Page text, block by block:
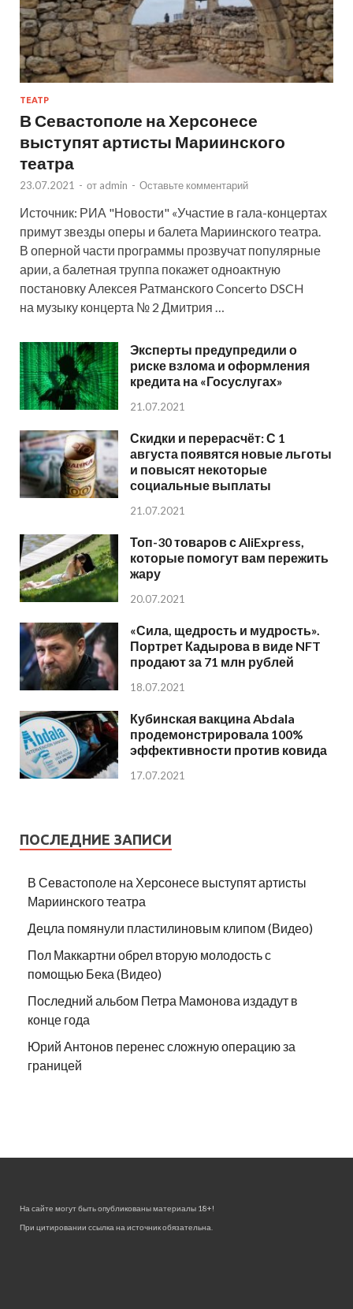
ТЕАТР
В Севастополе на Херсонесе
выступят артисты Мариинского
театра
23.07.2021 - от admin - Оставьте комментарий
Источник: РИА "Новости" «Участие в гала-концертах
примут звезды оперы и балета Мариинского театра.
В оперной части программы прозвучат популярные
арии, а балетная труппа покажет одноактную
постановку Алексея Ратманского Concerto DSCH
на музыку концерта № 2 Дмитрия …
Эксперты предупредили о
риске взлома и оформления
кредита на «Госуслугах»
21.07.2021
Скидки и перерасчёт: С 1
августа появятся новые льготы
и повысят некоторые
социальные выплаты
21.07.2021
Топ-30 товаров с AliExpress,
которые помогут вам пережить
жару
20.07.2021
«Сила, щедрость и мудрость».
Портрет Кадырова в виде NFT
продают за 71 млн рублей
18.07.2021
Кубинская вакцина Abdala
продемонстрировала 100%
эффективности против ковида
17.07.2021
ПОСЛЕДНИЕ ЗАПИСИ
В Севастополе на Херсонесе выступят артисты
Мариинского театра
Децла помянули пластилиновым клипом (Видео)
Пол Маккартни обрел вторую молодость с
помощью Бека (Видео)
Последний альбом Петра Мамонова издадут в
конце года
Юрий Антонов перенес сложную операцию за
границей
На сайте могут быть опубликованы материалы 18+!
При цитировании ссылка на источник обязательна.